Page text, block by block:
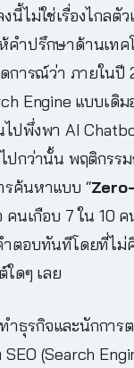
นี้ไม่ใช่เรื่องไกลตัว
คำปรึกษาด้านเทค
การณ์ว่า ภายในปี
Engine แบบเดิม
ปพึ่งพา AI
ปกว่านั้น พฤติกรร
ค้นหาแบบ “
คนเกือบ 7 ใน 10
ตอบทันทีโดยที่ไม่
ใดๆ เลย
ำธุรกิจและนักการ
(Search